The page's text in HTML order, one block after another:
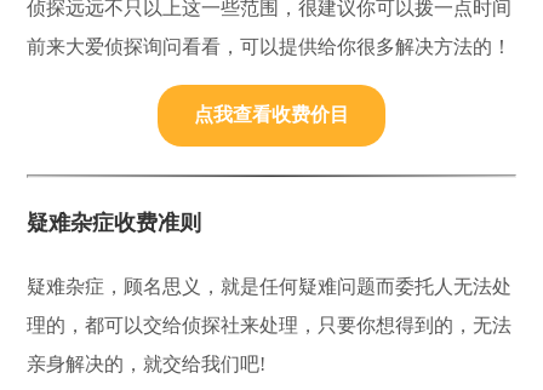
侦探远远不只以上这一些范围，很建议你可以拨一点时间
前来大爱侦探询问看看，可以提供给你很多解决方法的！
点我查看收费价目
疑难杂症收费准则
疑难杂症，顾名思义，就是任何疑难问题而委托人无法处
理的，都可以交给侦探社来处理，只要你想得到的，无法
亲身解决的，就交给我们吧!